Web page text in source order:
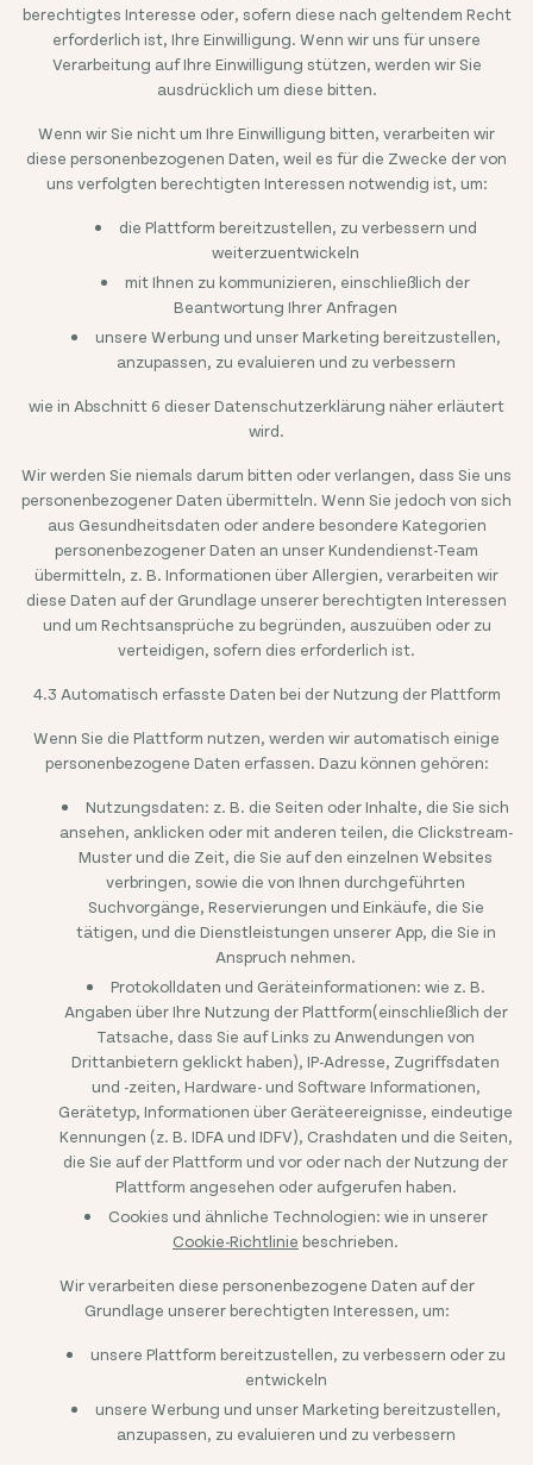
berechtigtes Interesse oder, sofern diese nach geltendem Recht
erforderlich ist, Ihre Einwilligung. Wenn wir uns für unsere
Verarbeitung auf Ihre Einwilligung stützen, werden wir Sie
ausdrücklich um diese bitten.
Wenn wir Sie nicht um Ihre Einwilligung bitten, verarbeiten wir
diese personenbezogenen Daten, weil es für die Zwecke der von
uns verfolgten berechtigten Interessen notwendig ist, um:
die Plattform bereitzustellen, zu verbessern und
weiterzuentwickeln
mit Ihnen zu kommunizieren, einschließlich der
Beantwortung Ihrer Anfragen
unsere Werbung und unser Marketing bereitzustellen,
anzupassen, zu evaluieren und zu verbessern
wie in Abschnitt 6 dieser Datenschutzerklärung näher erläutert
wird.
Wir werden Sie niemals darum bitten oder verlangen, dass Sie uns
personenbezogener Daten übermitteln. Wenn Sie jedoch von sich
aus Gesundheitsdaten oder andere besondere Kategorien
personenbezogener Daten an unser Kundendienst-Team
übermitteln, z. B. Informationen über Allergien, verarbeiten wir
diese Daten auf der Grundlage unserer berechtigten Interessen
und um Rechtsansprüche zu begründen, auszuüben oder zu
verteidigen, sofern dies erforderlich ist.
4.3 Automatisch erfasste Daten bei der Nutzung der Plattform
Wenn Sie die Plattform nutzen, werden wir automatisch einige
personenbezogene Daten erfassen. Dazu können gehören:
Nutzungsdaten: z. B. die Seiten oder Inhalte, die Sie sich
ansehen, anklicken oder mit anderen teilen, die Clickstream-
Muster und die Zeit, die Sie auf den einzelnen Websites
verbringen, sowie die von Ihnen durchgeführten
Suchvorgänge, Reservierungen und Einkäufe, die Sie
tätigen, und die Dienstleistungen unserer App, die Sie in
Anspruch nehmen.
Protokolldaten und Geräteinformationen: wie z. B.
Angaben über Ihre Nutzung der Plattform(einschließlich der
Tatsache, dass Sie auf Links zu Anwendungen von
Drittanbietern geklickt haben), IP-Adresse, Zugriffsdaten
und -zeiten, Hardware- und Software Informationen,
Gerätetyp, Informationen über Geräteereignisse, eindeutige
Kennungen (z. B. IDFA und IDFV), Crashdaten und die Seiten,
die Sie auf der Plattform und vor oder nach der Nutzung der
Plattform angesehen oder aufgerufen haben.
Cookies und ähnliche Technologien: wie in unserer
Cookie-Richtlinie beschrieben.
Wir verarbeiten diese personenbezogene Daten auf der
Grundlage unserer berechtigten Interessen, um:
unsere Plattform bereitzustellen, zu verbessern oder zu
entwickeln
unsere Werbung und unser Marketing bereitzustellen,
anzupassen, zu evaluieren und zu verbessern